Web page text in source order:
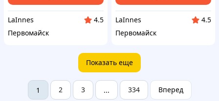
LaInnes
4.5
Первомайск
LaInnes
4.5
Первомайск
Показать еще
1 2 3 ... 334 Вперед